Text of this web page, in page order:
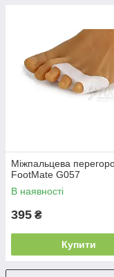
Міжпальцева
FootMate G057
В наявності
395 ₴
Купити